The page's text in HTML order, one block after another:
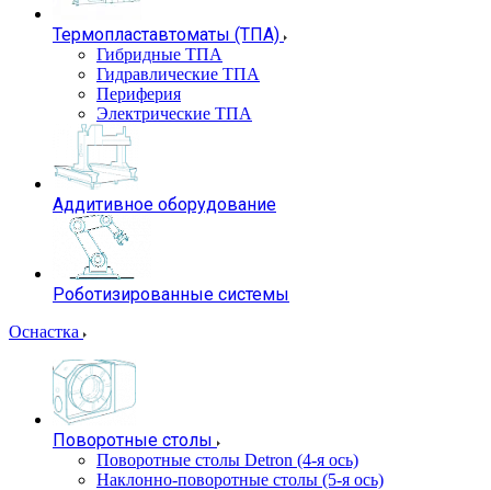
Термопластавтоматы (ТПА)
Гибридные ТПА
Гидравлические ТПА
Периферия
Электрические ТПА
Аддитивное оборудование
Роботизированные системы
Оснастка
Поворотные столы
Поворотные столы Detron (4-я ось)
Наклонно-поворотные столы (5-я ось)